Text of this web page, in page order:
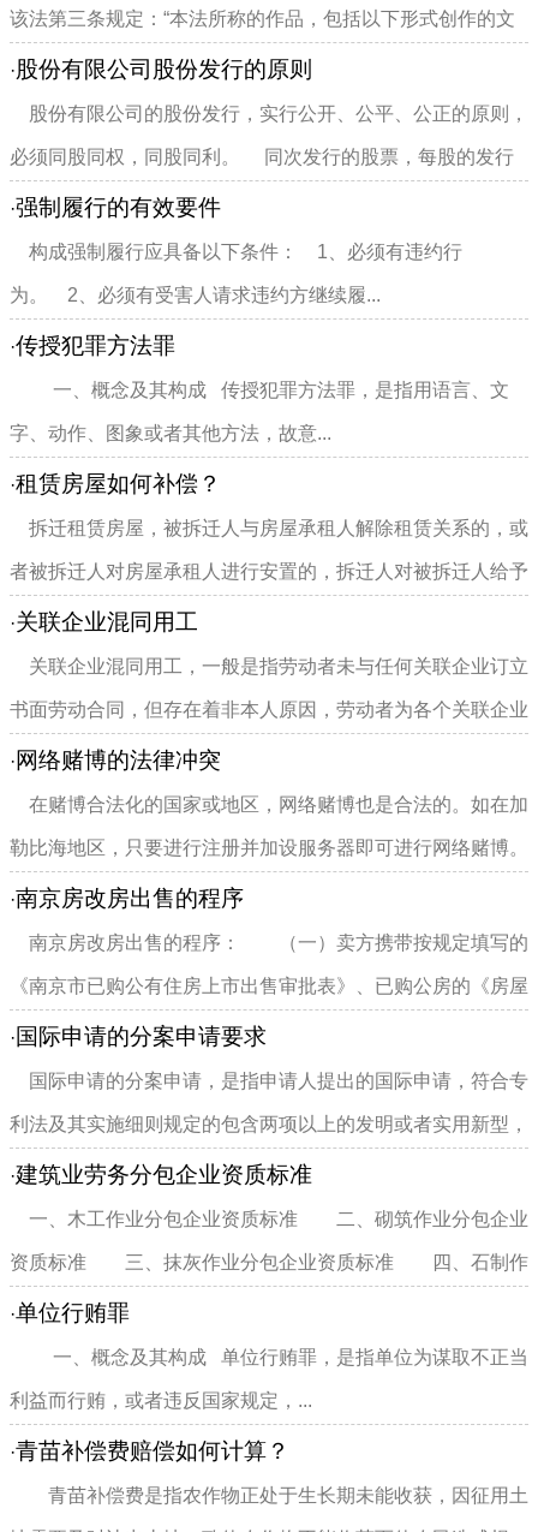
该法第三条规定：“本法所称的作品，包括以下形式创作的文
学、艺术、自然科学...
·股份有限公司股份发行的原则
股份有限公司的股份发行，实行公开、公平、公正的原则，
必须同股同权，同股同利。 同次发行的股票，每股的发行
条件和价格应当相...
·强制履行的有效要件
构成强制履行应具备以下条件： 1、必须有违约行
为。 2、必须有受害人请求违约方继续履...
·传授犯罪方法罪
一、概念及其构成 传授犯罪方法罪，是指用语言、文
字、动作、图象或者其他方法，故意...
·租赁房屋如何补偿？
拆迁租赁房屋，被拆迁人与房屋承租人解除租赁关系的，或
者被拆迁人对房屋承租人进行安置的，拆迁人对被拆迁人给予
补偿。被拆迁人与房屋承...
·关联企业混同用工
关联企业混同用工，一般是指劳动者未与任何关联企业订立
书面劳动合同，但存在着非本人原因，劳动者为各个关联企业
交叉提供劳动，接受不同...
·网络赌博的法律冲突
在赌博合法化的国家或地区，网络赌博也是合法的。如在加
勒比海地区，只要进行注册并加设服务器即可进行网络赌博。
相反，在禁赌的国家或地...
·南京房改房出售的程序
南京房改房出售的程序： （一）卖方携带按规定填写的
《南京市已购公有住房上市出售审批表》、已购公房的《房屋
所有权证》、《国有土地...
·国际申请的分案申请要求
国际申请的分案申请，是指申请人提出的国际申请，符合专
利法及其实施细则规定的包含两项以上的发明或者实用新型，
在国际申请进入中国国家...
·建筑业劳务分包企业资质标准
一、木工作业分包企业资质标准 二、砌筑作业分包企业
资质标准 三、抹灰作业分包企业资质标准 四、石制作
分包企业资质标准 五...
·单位行贿罪
一、概念及其构成 单位行贿罪，是指单位为谋取不正当
利益而行贿，或者违反国家规定，...
·青苗补偿费赔偿如何计算？
青苗补偿费是指农作物正处于生长期未能收获，因征用土